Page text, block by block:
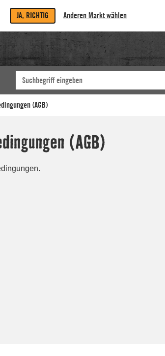
JA, RICHTIG Anderen Markt wählen